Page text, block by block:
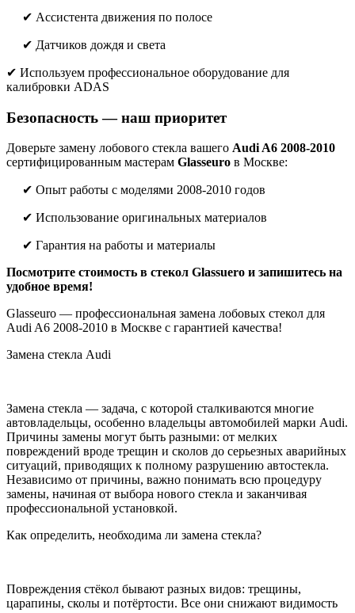
✔ Ассистента движения по полосе
✔ Датчиков дождя и света
✔ Используем профессиональное оборудование для
калибровки ADAS
Безопасность — наш приоритет
Доверьте замену лобового стекла вашего Audi A6 2008-2010
сертифицированным мастерам Glasseuro в Москве:
✔ Опыт работы с моделями 2008-2010 годов
✔ Использование оригинальных материалов
✔ Гарантия на работы и материалы
Посмотрите стоимость в стекол Glassuero и запишитесь на
удобное время!
Glasseuro — профессиональная замена лобовых стекол для
Audi A6 2008-2010 в Москве с гарантией качества!
Замена стекла Audi
Замена стекла — задача, с которой сталкиваются многие
автовладельцы, особенно владельцы автомобилей марки Audi.
Причины замены могут быть разными: от мелких
повреждений вроде трещин и сколов до серьезных аварийных
ситуаций, приводящих к полному разрушению автостекла.
Независимо от причины, важно понимать всю процедуру
замены, начиная от выбора нового стекла и заканчивая
профессиональной установкой.
Как определить, необходима ли замена стекла?
Повреждения стёкол бывают разных видов: трещины,
царапины, сколы и потёртости. Все они снижают видимость